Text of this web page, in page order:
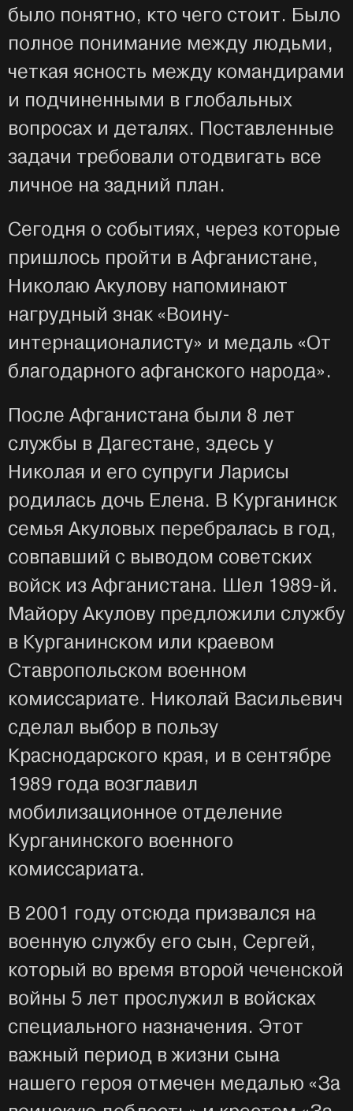
было понятно, кто чего стоит. Было
полное понимание между людьми,
четкая ясность между командирами
и подчиненными в глобальных
вопросах и деталях. Поставленные
задачи требовали отодвигать все
личное на задний план.
Сегодня о событиях, через которые
пришлось пройти в Афганистане,
Николаю Акулову напоминают
нагрудный знак «Воину-
интернационалисту» и медаль «От
благодарного афганского народа».
После Афганистана были 8 лет
службы в Дагестане, здесь у
Николая и его супруги Ларисы
родилась дочь Елена. В Курганинск
семья Акуловых перебралась в год,
совпавший с выводом советских
войск из Афганистана. Шел 1989-й.
Майору Акулову предложили службу
в Курганинском или краевом
Ставропольском военном
комиссариате. Николай Васильевич
сделал выбор в пользу
Краснодарского края, и в сентябре
1989 года возглавил
мобилизационное отделение
Курганинского военного
комиссариата.
В 2001 году отсюда призвался на
военную службу его сын, Сергей,
который во время второй чеченской
войны 5 лет прослужил в войсках
специального назначения. Этот
важный период в жизни сына
нашего героя отмечен медалью «За